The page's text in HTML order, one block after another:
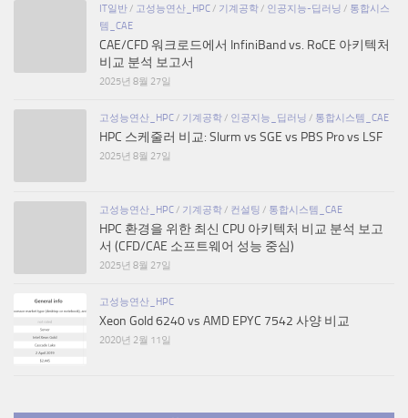
IT일반 / 고성능연산_HPC / 기계공학 / 인공지능-딥러닝 / 통합시스
템_CAE
CAE/CFD 워크로드에서 InfiniBand vs. RoCE 아키텍처
비교 분석 보고서
2025년 8월 27일
고성능연산_HPC / 기계공학 / 인공지능_딥러닝 / 통합시스템_CAE
HPC 스케줄러 비교: Slurm vs SGE vs PBS Pro vs LSF
2025년 8월 27일
고성능연산_HPC / 기계공학 / 컨설팅 / 통합시스템_CAE
HPC 환경을 위한 최신 CPU 아키텍처 비교 분석 보고
서 (CFD/CAE 소프트웨어 성능 중심)
2025년 8월 27일
고성능연산_HPC
Xeon Gold 6240 vs AMD EPYC 7542 사양 비교
2020년 2월 11일